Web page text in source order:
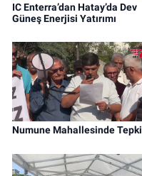
IC Enterra’dan Hatay’da Dev
Güneş Enerjisi Yatırımı
Numune Mahallesinde Tepki